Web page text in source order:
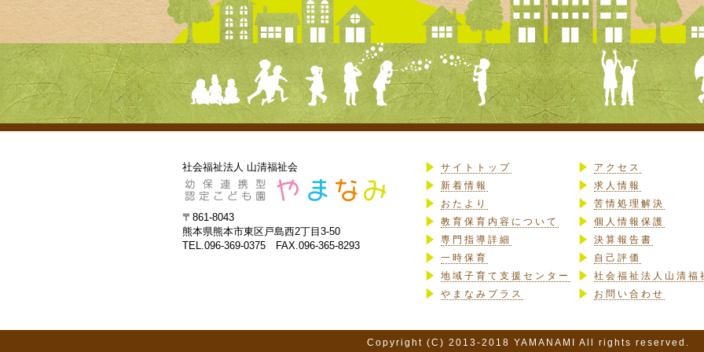
社会福祉法人 山清福祉会
〒861-8043
熊本県熊本市東区戸島西2丁目3-50
TEL.096-369-0375 FAX.096-365-8293
サイトトップ
新着情報
おたより
教育保育内容について
専門指導詳細
一時保育
地域子育て支援センター
やまなみプラス
アクセス
求人情報
苦情処理解決
個人情報保護
決算報告書
自己評価
社会福祉法人山清福
お問い合わせ
Copyright (C) 2013-2018 YAMANAMI All rights reserved.